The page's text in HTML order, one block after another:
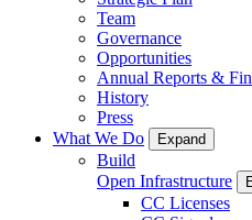
Team
Governance
Opportunities
Annual Reports &
History
Press
What We Do
Expand
Build
Open Infrastructure
CC Licenses